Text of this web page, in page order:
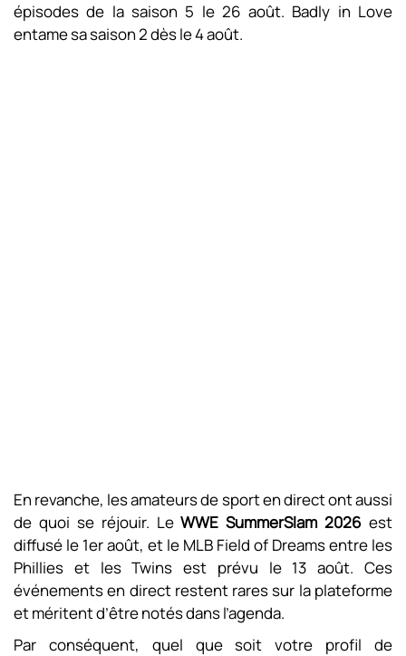
épisodes de la saison 5 le 26 août. Badly in Love
entame sa saison 2 dès le 4 août.
En revanche, les amateurs de sport en direct ont aussi
de quoi se réjouir. LeWWE SummerSlam 2026 est
diffusé le 1er août, et le MLB Field of Dreams entre les
Phillies et les Twins est prévu le 13 août. Ces
événements en direct restent rares sur la plateforme
et méritent d’être notés dans l’agenda.
Par conséquent, quel que soit votre profil de